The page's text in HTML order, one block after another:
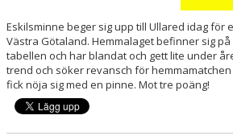
Eskilsminne beger sig upp till Ullared idag för
Västra Götaland. Hemmalaget befinner sig
tabellen och har blandat och gett lite under
trend och söker revansch för
fick nöja sig med en pinne. Mot tre poäng!